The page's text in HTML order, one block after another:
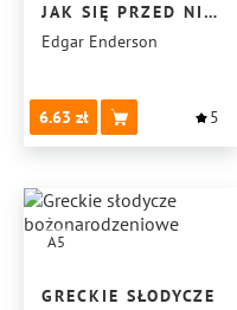
JAK SIĘ PRZED NIM
CHRONIĆ,
Edgar Enderson
6.63 5
A5
GRECKIE SŁODYCZE